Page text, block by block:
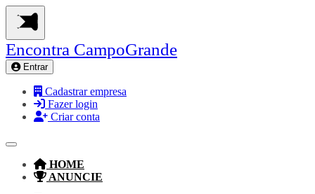
Encontra CampoGrande
Entrar
Cadastrar empresa
Fazer login
Criar conta
HOME
ANUNCIE